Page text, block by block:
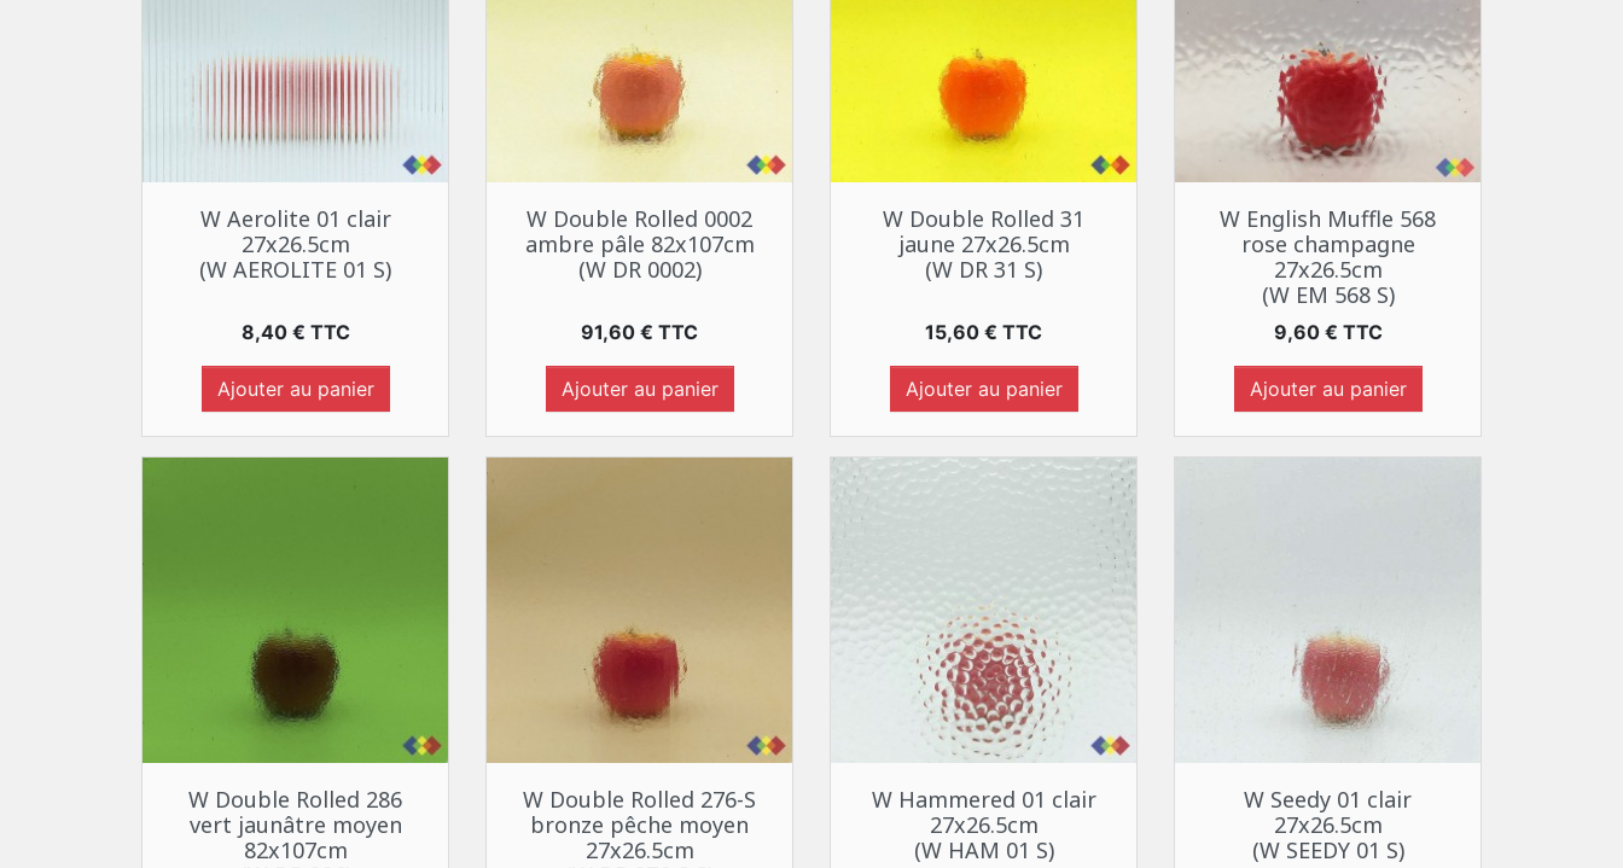
Aperçu rapide
W Aerolite 01 clair
27x26.5cm
(W AEROLITE 01 S)
Prix
8,40 € TTC
Ajouter au panier
Aperçu rapide
W Double Rolled 0002
ambre pâle 82x107cm
(W DR 0002)
Prix
91,60 € TTC
Ajouter au panier
Aperçu rapide
W Double Rolled 31
jaune 27x26.5cm
(W DR 31 S)
Prix
15,60 € TTC
Ajouter au panier
Aperçu rapide
W English Muffle 568
rose champagne
27x26.5cm
(W EM 568 S)
Prix
9,60 € TTC
Ajouter au panier
Aperçu rapide
W Double Rolled 286
vert jaunâtre moyen
82x107cm
Aperçu rapide
W Double Rolled 276-S
bronze pêche moyen
27x26.5cm
Aperçu rapide
W Hammered 01 clair
27x26.5cm
(W HAM 01 S)
Aperçu rapide
W Seedy 01 clair
27x26.5cm
(W SEEDY 01 S)